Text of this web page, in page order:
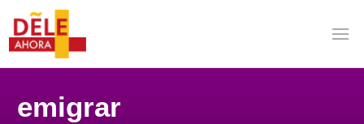
emigrar